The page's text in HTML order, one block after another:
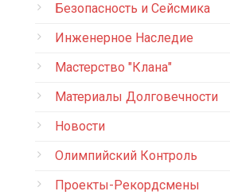
Безопасность и Сейсмика
Инженерное Наследие
Мастерство "Клана"
Материалы Долговечности
Новости
Олимпийский Контроль
Проекты-Рекордсмены